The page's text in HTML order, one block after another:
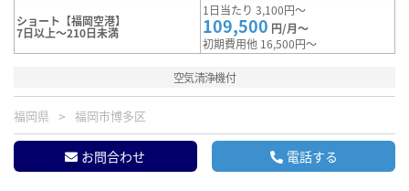
ショート【福岡空港】
7日以上～210日未満
1日当たり 3,100円～
109,500 円/月～
初期費用他 16,500円～
空気清浄機付
福岡県 福岡市博多区
お問合わせ 電話する